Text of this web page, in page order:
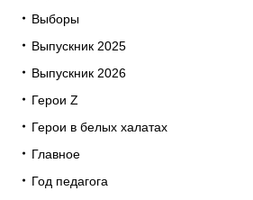
Выборы
Выпускник 2025
Выпускник 2026
Герои Z
Герои в белых халатах
Главное
Год педагога